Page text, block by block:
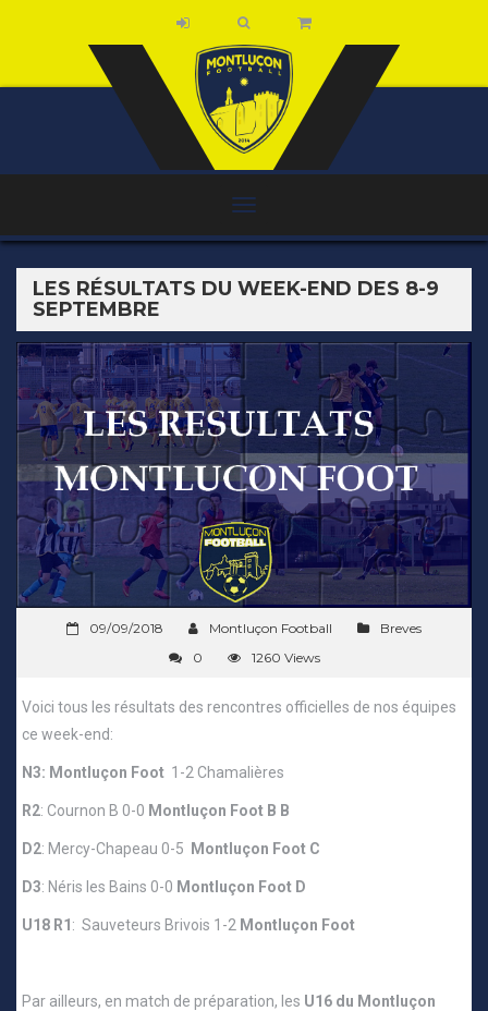
LES RÉSULTATS DU WEEK-END DES 8-9
SEPTEMBRE
09/09/2018 Montluçon Football
Breves
0
1260 Views
Voici tous les résultats des rencontres officielles de nos équipes
ce week-end:
N3: Montluçon Foot 1-2 Chamalières
R2: Cournon B 0-0 Montluçon Foot B B
D2: Mercy-Chapeau 0-5 Montluçon Foot C
D3: Néris les Bains 0-0 Montluçon Foot D
U18 R1 : Sauveteurs Brivois 1-2 Montluçon Foot
Par ailleurs, en match de préparation, les U16 du Montluçon